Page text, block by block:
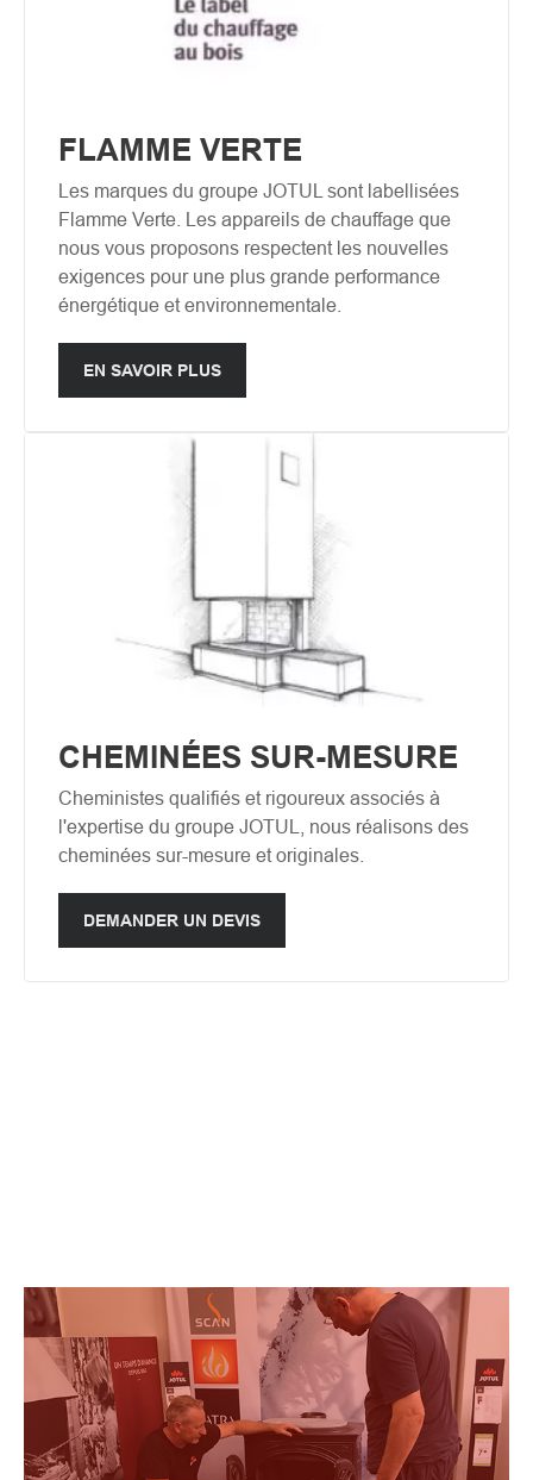
FLAMME VERTE
Les marques du groupe JOTUL sont labellisées
Flamme Verte. Les appareils de chauffage que
nous vous proposons respectent les nouvelles
exigences pour une plus grande performance
énergétique et environnementale.
EN SAVOIR PLUS
CHEMINÉES SUR-MESURE
Cheministes qualifiés et rigoureux associés à
l'expertise du groupe JOTUL, nous réalisons des
cheminées sur-mesure et originales.
DEMANDER UN DEVIS